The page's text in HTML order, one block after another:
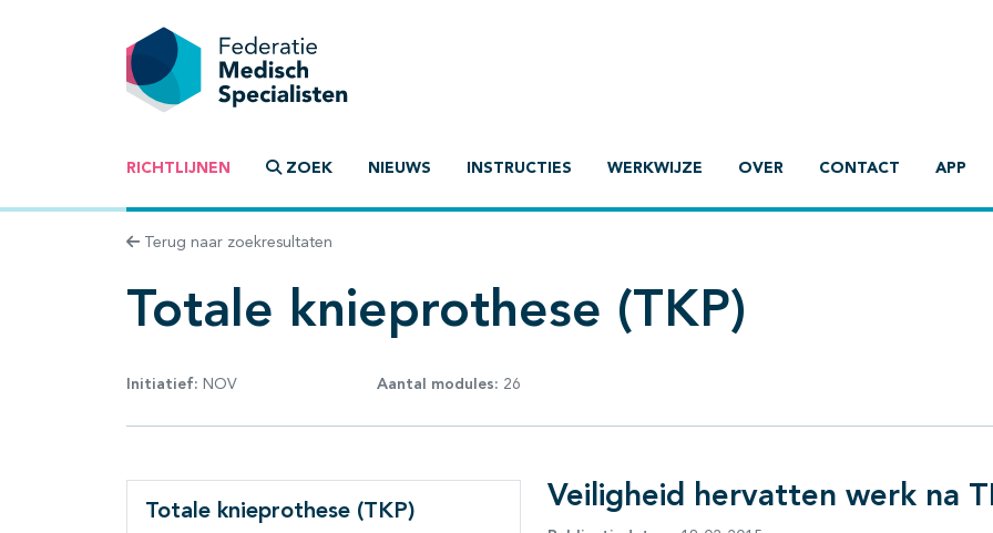
RICHTLIJNEN ZOEK NIEUWS INSTRUCTIES WERKWIJZE OVER CONTACT APP
Terug naar zoekresultaten
Totale knieprothese (TKP)
Initiatief: NOV Aantal modules: 26
Totale knieprothese (TKP) Veiligheid hervatten werk na